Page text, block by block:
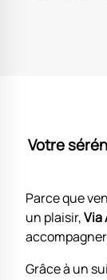
Votre
Parce que
un plaisir,Via
Grâce à un